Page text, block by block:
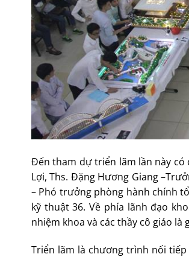
Đến tham dự triển lãm lần này có
Lợi, Ths. Đặng Hương Giang
– Phó trưởng phòng hành chính
kỹ thuật 36. Về phía lãnh đạo
nhiệm khoa và các thầy cô giáo
Triển lãm là chương trình nối tiếp